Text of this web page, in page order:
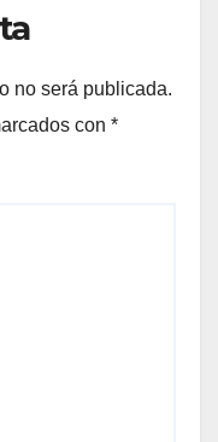
no será publicada.
con *